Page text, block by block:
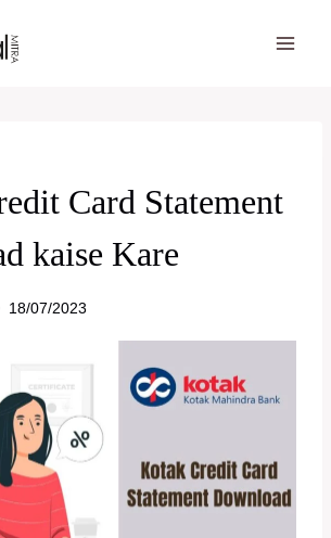
Card Statement
kaise Kare
18/07/2023